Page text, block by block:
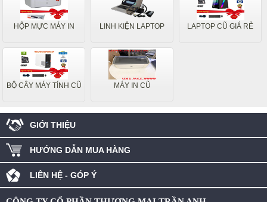
HỘP MỰC MÁY IN LINH KIỆN LAPTOP LAPTOP CŨ GIÁ RẺ
BỘ CÂY MÁY TÍNH CŨ MÁY IN CŨ
GIỚI THIỆU
HƯỚNG DẪN MUA HÀNG
LIÊN HỆ - GÓP Ý